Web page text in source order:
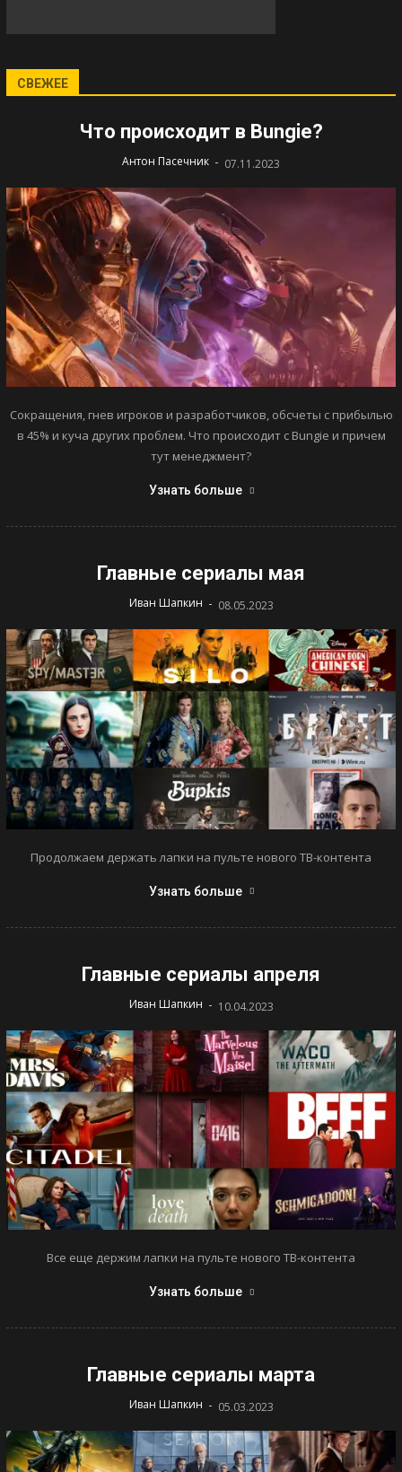
СВЕЖЕЕ
Что происходит в Bungie?
Антон Пасечник - 07.11.2023
Сокращения, гнев игроков и разработчиков, обсчеты с прибылью
в 45% и куча других проблем. Что происходит с Bungie и причем
тут менеджмент?
Узнать больше
Главные сериалы мая
Иван Шапкин - 08.05.2023
Продолжаем держать лапки на пульте нового ТВ-контента
Узнать больше
Главные сериалы апреля
Иван Шапкин - 10.04.2023
Все еще держим лапки на пульте нового ТВ-контента
Узнать больше
Главные сериалы марта
Иван Шапкин - 05.03.2023